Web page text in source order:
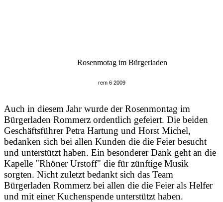
Rosenmotag im Bürgerladen
rem 6 2009
Auch in diesem Jahr wurde der Rosenmontag im
Bürgerladen Rommerz ordentlich gefeiert. Die beiden
Geschäftsführer Petra Hartung und Horst Michel,
bedanken sich bei allen Kunden die die Feier besucht
und unterstützt haben. Ein besonderer Dank geht an die
Kapelle "Rhöner Urstoff" die für zünftige Musik
sorgten. Nicht zuletzt bedankt sich das Team
Bürgerladen Rommerz bei allen die die Feier als Helfer
und mit einer Kuchenspende unterstützt haben.